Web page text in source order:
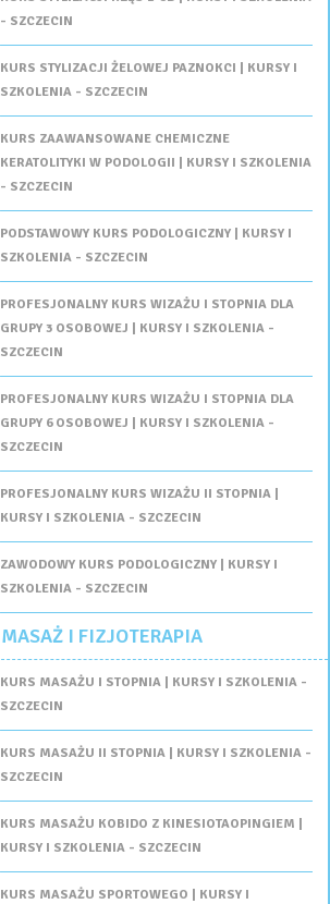
- SZCZECIN
KURS STYLIZACJI ŻELOWEJ PAZNOKCI | KURSY I
SZKOLENIA - SZCZECIN
KURS ZAAWANSOWANE CHEMICZNE
KERATOLITYKI W PODOLOGII | KURSY I SZKOLENIA
- SZCZECIN
PODSTAWOWY KURS PODOLOGICZNY | KURSY I
SZKOLENIA - SZCZECIN
PROFESJONALNY KURS WIZAŻU I STOPNIA DLA
GRUPY 3 OSOBOWEJ | KURSY I SZKOLENIA -
SZCZECIN
PROFESJONALNY KURS WIZAŻU I STOPNIA DLA
GRUPY 6 OSOBOWEJ | KURSY I SZKOLENIA -
SZCZECIN
PROFESJONALNY KURS WIZAŻU II STOPNIA |
KURSY I SZKOLENIA - SZCZECIN
ZAWODOWY KURS PODOLOGICZNY | KURSY I
SZKOLENIA - SZCZECIN
MASAŻ I FIZJOTERAPIA
KURS MASAŻU I STOPNIA | KURSY I SZKOLENIA -
SZCZECIN
KURS MASAŻU II STOPNIA | KURSY I SZKOLENIA -
SZCZECIN
KURS MASAŻU KOBIDO Z KINESIOTAOPINGIEM |
KURSY I SZKOLENIA - SZCZECIN
KURS MASAŻU SPORTOWEGO | KURSY I